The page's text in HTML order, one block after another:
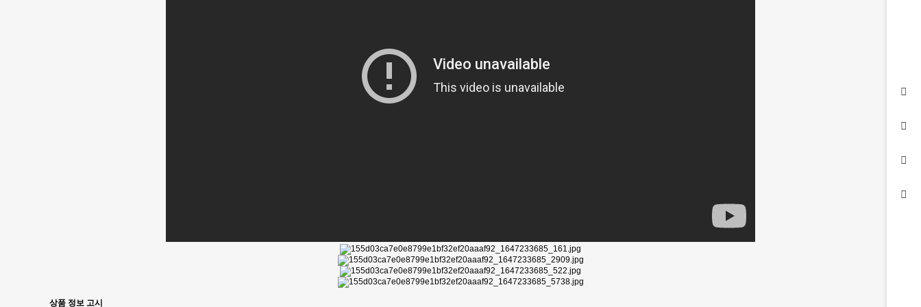
상품 정보 고시